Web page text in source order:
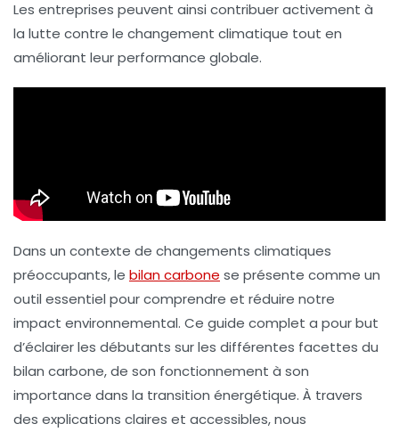
Les entreprises peuvent ainsi contribuer activement à
la lutte contre le changement climatique tout en
améliorant leur performance globale.
Dans un contexte de changements climatiques
préoccupants, le bilan carbone se présente comme un
outil essentiel pour comprendre et réduire notre
impact environnemental. Ce guide complet a pour but
d’éclairer les débutants sur les différentes facettes du
bilan carbone, de son fonctionnement à son
importance dans la transition énergétique. À travers
des explications claires et accessibles, nous